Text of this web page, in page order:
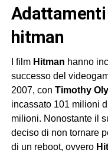
adattamenti cinematografici di
hitman
I film Hitman hanno
successo del
2007, con Timothy
incassato 101 milioni
milioni. Nonostante il
deciso di non tornare
di un reboot, ovvero